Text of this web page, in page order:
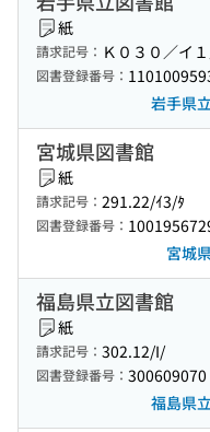
紙
請求記号： Ｋ０３０／イ
図書登録番号：
岩手県
宮城県図書館
紙
請求記号： 291.22/ｲ3/ﾀ
図書登録番号：
宮城
福島県立図書館
紙
請求記号： 302.12/I/
図書登録番号： 300609070
福島県